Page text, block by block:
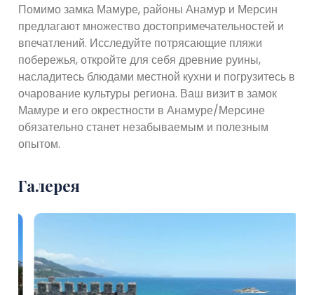
Помимо замка Мамуре, районы Анамур и Мерсин
предлагают множество достопримечательностей и
впечатлений. Исследуйте потрясающие пляжи
побережья, откройте для себя древние руины,
насладитесь блюдами местной кухни и погрузитесь в
очарование культуры региона. Ваш визит в замок
Мамуре и его окрестности в Анамуре/Мерсине
обязательно станет незабываемым и полезным
опытом.
Галерея